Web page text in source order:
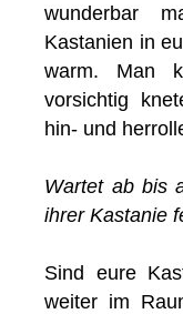
wunderbar
Kastanien in
warm. Man
vorsichtig
hin- und
Wartet ab bis
ihrer Kastanie
Sind eure
weiter im